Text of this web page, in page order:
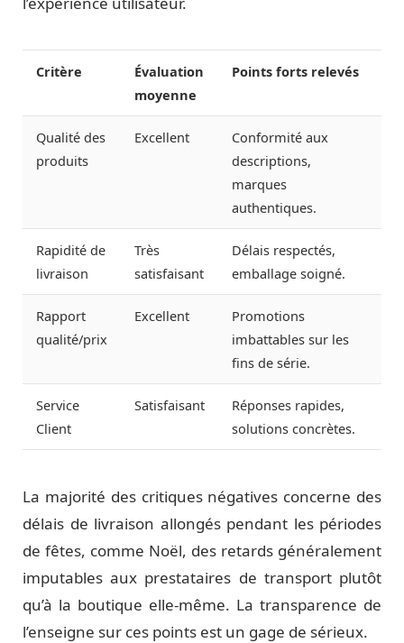
Critère
Évaluation
moyenne
Points forts relevés
Qualité des
produits
Excellent
Conformité aux
descriptions,
marques
authentiques.
Rapidité de
livraison
Très
satisfaisant
Délais respectés,
emballage soigné.
Rapport
qualité/prix
Excellent
Promotions
imbattables sur les
fins de série.
Service
Client
Satisfaisant
Réponses rapides,
solutions concrètes.
La majorité des critiques négatives concerne des
délais de livraison allongés pendant les périodes
de fêtes, comme Noël, des retards généralement
imputables aux prestataires de transport plutôt
qu’à la boutique elle-même. La transparence de
l’enseigne sur ces points est un gage de sérieux.